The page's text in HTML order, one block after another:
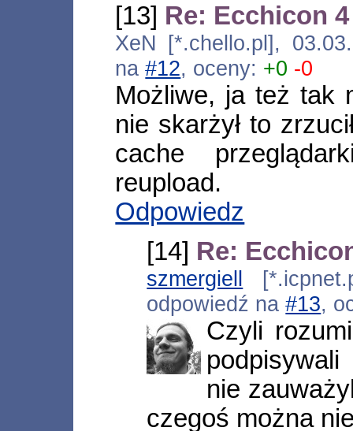
[13] Re: Ecchicon
XeN [*.chello.pl],
na#12, oceny: +0 -0
Możliwe, ja też tak
nie skarżył to
cache
reupload.
Odpowiedz
[14] Re:
szmergiell
odpowiedź na#13,
Czyli
nie
czegoś można